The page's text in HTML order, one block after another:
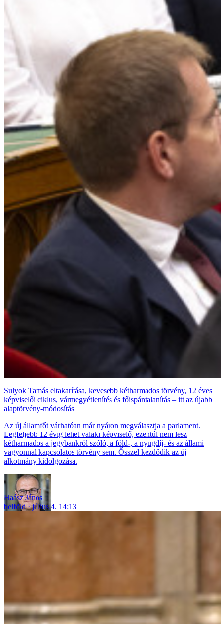
Sulyok Tamás eltakarítása, kevesebb kétharmados törvény, 12 éves
képviselői ciklus, vármegyétlenítés és főispántalanítás – itt az újabb
alaptörvény-módosítás
Az új államfőt várhatóan már nyáron megválasztja a parlament.
Legfeljebb 12 évig lehet valaki képviselő, ezentúl nem lesz
kétharmados a jegybankról szóló, a föld-, a nyugdíj- és az állami
vagyonnal kapcsolatos törvény sem. Ősszel kezdődik az új
alkotmány kidolgozása.
Haász János
belföld
július 4. 14:13